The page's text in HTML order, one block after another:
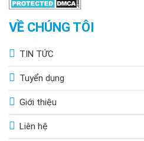
VỀ CHÚNG TÔI
TIN TỨC
Tuyển dụng
Giới thiệu
Liên hệ